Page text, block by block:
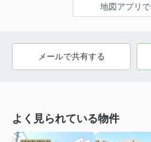
地図アプリ
メールで共有する
よく見られている物件